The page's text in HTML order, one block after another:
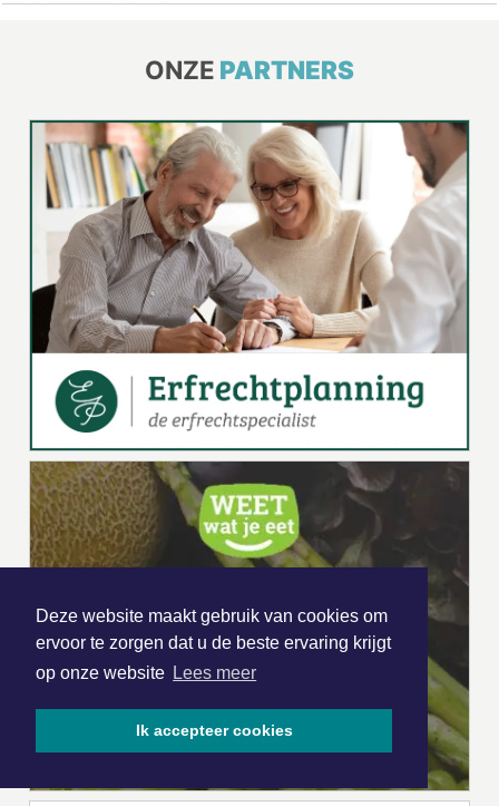
Deze website maakt gebruik van cookies om
ervoor te zorgen dat u de beste ervaring krijgt
op onze website Lees meer
Ik accepteer cookies
ONZE PARTNERS